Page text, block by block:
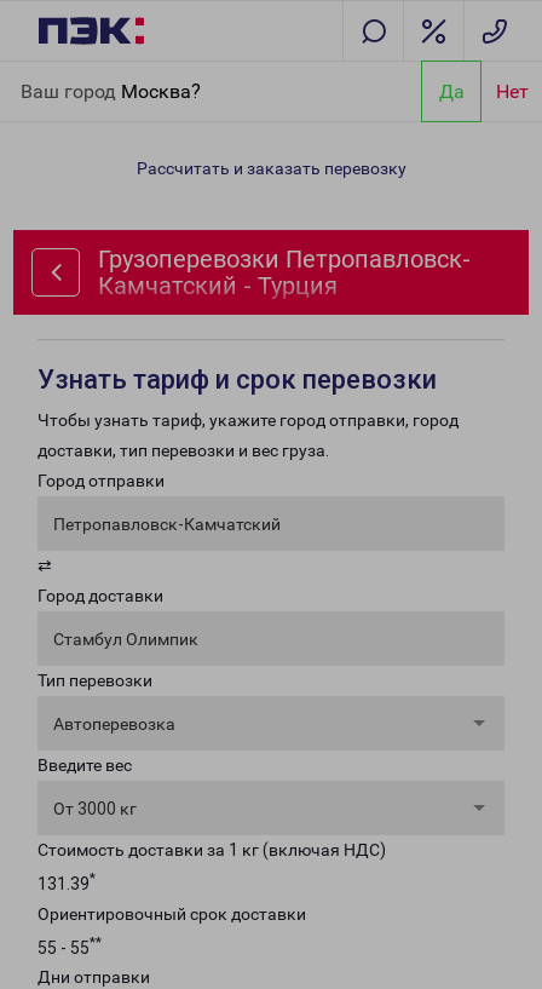
Ваш город Москва? Да Нет
Камчатский - Турция
Рассчитать и заказать перевозку
Грузоперевозки Петропавловск-
Камчатский - Турция
Узнать тариф и срок перевозки
Чтобы узнать тариф, укажите город отправки, город
доставки, тип перевозки и вес груза.
Город отправки
Петропавловск-Камчатский
⇄
Город доставки
Стамбул Олимпик
Тип перевозки
Автоперевозка
Введите вес
От 3000 кг
Стоимость доставки за 1 кг (включая НДС)
131.39*
Ориентировочный срок доставки
55 - 55**
Дни отправки